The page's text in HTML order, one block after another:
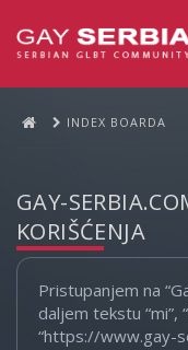
INDEX BOARDA
GAY-
KORIŠĆENJA
Pristupanjem na
daljem tekstu “mi”,
“https://www.gay-